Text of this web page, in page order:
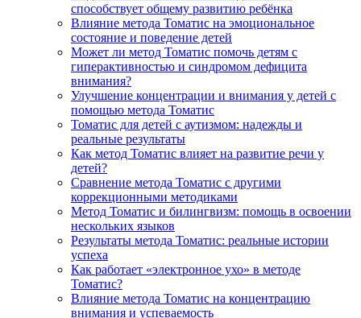
способствует общему развитию ребёнка
Влияние метода Томатис на эмоциональное
состояние и поведение детей
Может ли метод Томатис помочь детям с
гиперактивностью и синдромом дефицита
внимания?
Улучшение концентрации и внимания у детей с
помощью метода Томатис
Томатис для детей с аутизмом: надежды и
реальные результаты
Как метод Томатис влияет на развитие речи у
детей?
Сравнение метода Томатис с другими
коррекционными методиками
Метод Томатис и билингвизм: помощь в освоении
нескольких языков
Результаты метода Томатис: реальные истории
успеха
Как работает «электронное ухо» в методе
Томатис?
Влияние метода Томатис на концентрацию
внимания и успеваемость